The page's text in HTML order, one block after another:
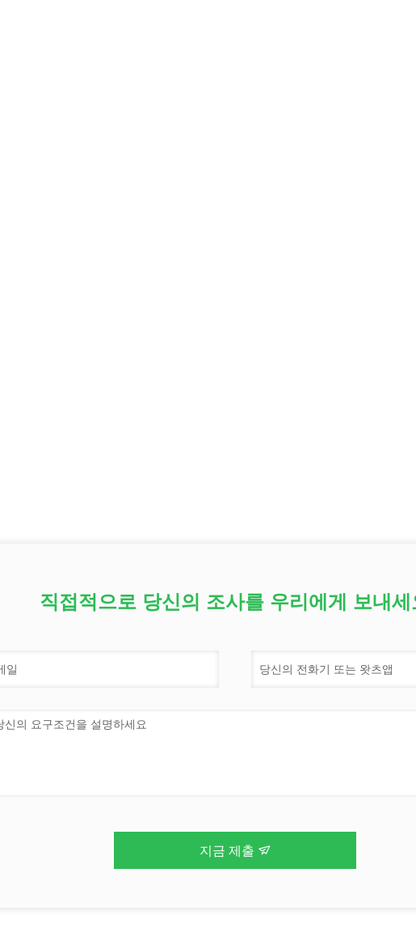
직접적으로 당신의 조사를 우리에게 보내세
지금 제출